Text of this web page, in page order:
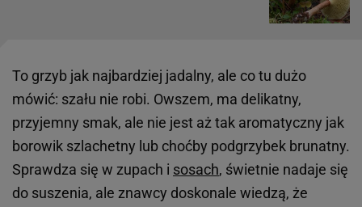
To grzyb jak najbardziej jadalny, ale co tu dużo
mówić: szału nie robi. Owszem, ma delikatny,
przyjemny smak, ale nie jest aż tak aromatyczny jak
borowik szlachetny lub choćby podgrzybek brunatny.
Sprawdza się w zupach i sosach, świetnie nadaje się
do suszenia, ale znawcy doskonale wiedzą, że